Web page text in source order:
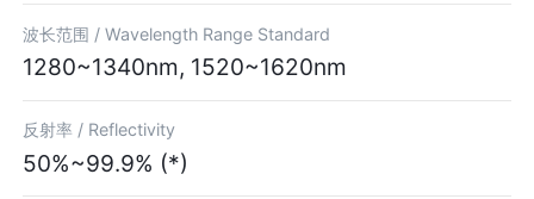
波长范围 /Wavelength Range Standard
1280~1340nm, 1520~1620nm
反射率 / Reflectivity
50%~99.9% (*)